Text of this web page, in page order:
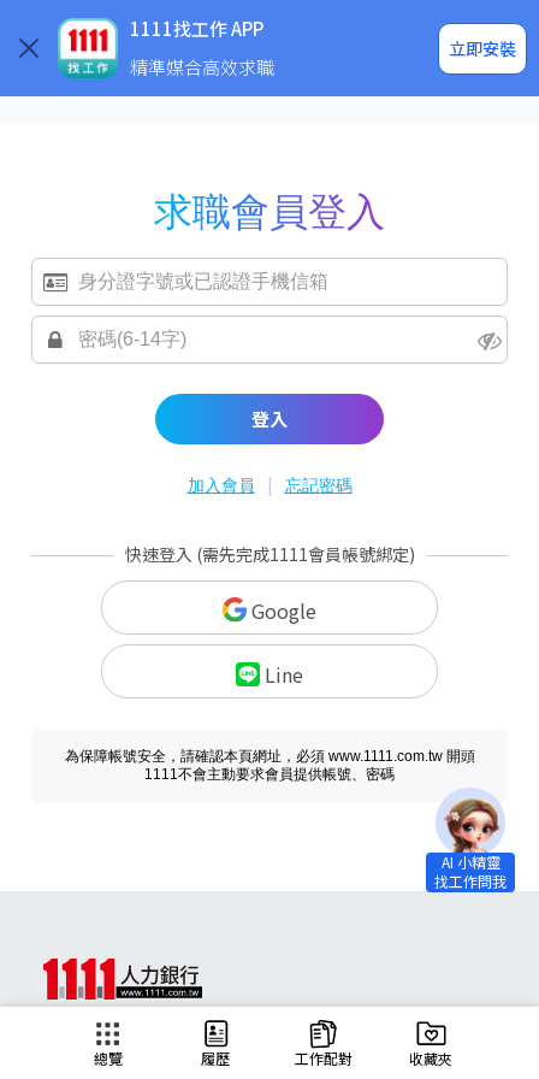
1111找工作 APP
精準媒合高效求職
立即安裝
企業求才
求職會員登入
登入
加入會員 | 忘記密碼
快速登入 (需先完成1111會員帳號綁定)
Google
Line
為保障帳號安全，請確認本頁網址，必須 www.1111.com.tw 開頭
1111不會主動要求會員提供帳號、密碼
總覽 履歷 工作配對 收藏夾